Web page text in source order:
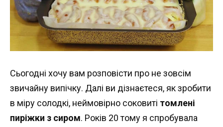
Сьогодні хочу вам розповісти про не зовсім
звичайну випічку. Далі ви дізнаєтеся, як зробити
в міру солодкі, неймовірно соковиті томлені
пиріжки з сиром. Років 20 тому я спробувала